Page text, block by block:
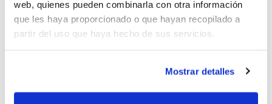
web, quienes pueden combinarla con otra información
que les haya proporcionado o que hayan recopilado a
partir del uso que haya hecho de sus servicios.
Mostrar detalles
presente en las redes sociales.
comparte con nosotros toda la actualidad
del baloncesto: